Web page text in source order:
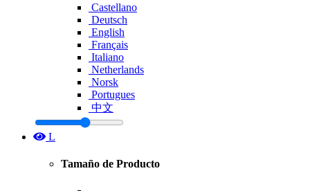
Castellano
Deutsch
English
Français
Italiano
Netherlands
Norsk
Portugues
中文
L
Tamaño de Producto